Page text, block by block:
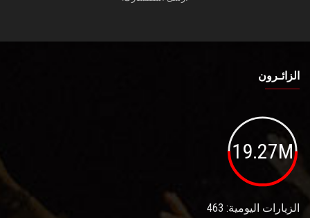
الزائـرون
19.27M
الزيارات اليومية: 463